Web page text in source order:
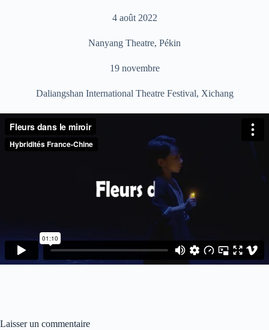
4 août 2022
Nanyang Theatre, Pékin
19 novembre
Daliangshan International Theatre Festival, Xichang
Laisser un commentaire